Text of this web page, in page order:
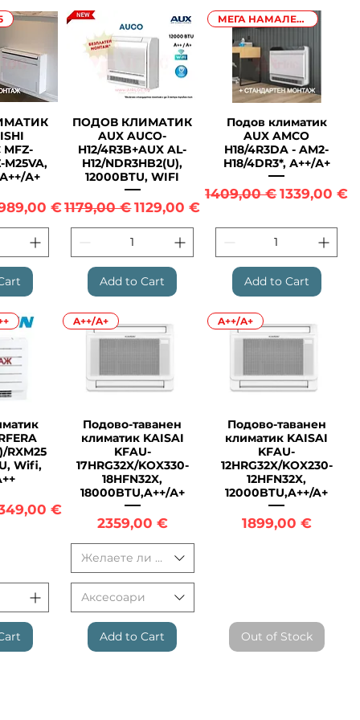
MFZ-
M25VA,
А+
Price€
Quick View
ПОДОВ КЛИМАТИК
AUX AUCO-
H12/4R3B+AUX AL-
H12/NDR3HB2(U),
12000BTU, WIFI
Regular Price
1179,00 €Sale Price
1129,00 €
Add to Cart
Quick View
МЕГА НАМАЛЕНИЕ
Подов климатик
AUX AMCO
H18/4R3DA - AM2-
H18/4DR3*, А++/А+
Regular Price
1409,00 €Sale Price
1339,00 €
Add to Cart
RXM25
Wifi,
Price€
Quick View
A++/A+
Подово-таванен
климатик KAISAI
KFAU-
17HRG32X/KOX330-
18HFN32X,
18000BTU,A++/А+
Price
2359,00 €
Желаете ли монтаж
Аксесоари
Add to Cart
Quick View
A++/A+
Подово-таванен
климатик KAISAI
KFAU-
12HRG32X/KOX230-
12HFN32X,
12000BTU,A++/A+
Price
1899,00 €
Out of Stock